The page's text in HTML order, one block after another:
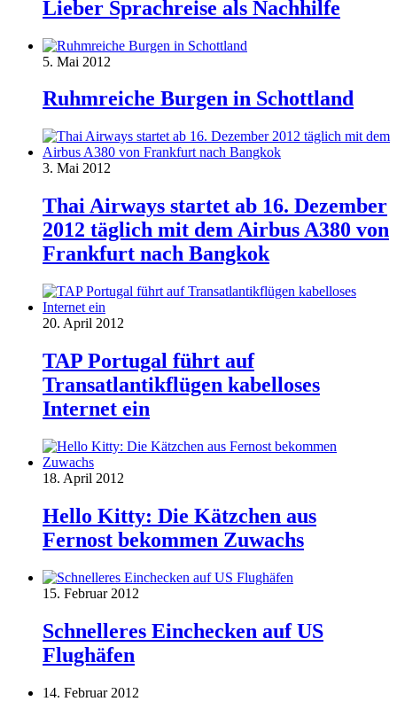
Lieber Sprachreise als Nachhilfe
5. Mai 2012
Ruhmreiche Burgen in Schottland
3. Mai 2012
Thai Airways startet ab 16. Dezember
2012 täglich mit dem Airbus A380 von
Frankfurt nach Bangkok
20. April 2012
TAP Portugal führt auf
Transatlantikflügen kabelloses
Internet ein
18. April 2012
Hello Kitty: Die Kätzchen aus
Fernost bekommen Zuwachs
15. Februar 2012
Schnelleres Einchecken auf US
Flughäfen
14. Februar 2012